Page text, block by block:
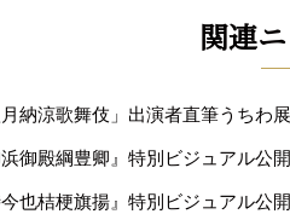
関連
納涼歌舞伎」出演者直筆うちわ
御殿綱豊卿』特別ビジュアル公開
也桔梗旗揚』特別ビジュアル公開